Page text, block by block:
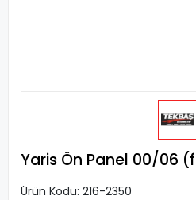
Yaris Ön Panel 00/06
Ürün Kodu: 216-2350